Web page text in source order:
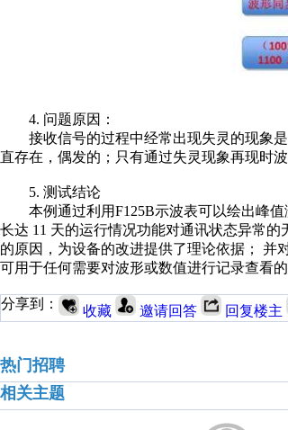
4. 问题原因：
接收信号的过程中经常出现失灵的现象
直存在，偶发的； 只有通过失灵现象再现时
5. 测试结论
本例通过利用F125B示波表可以绘出峰
长达 11 天的运行情况功能对通讯状态异常的
的原因，为设备的改进提供了理论依据； 并
可用于任何需要对波形或数值进行记录查看
分享到： 收藏 邀请回答 回复楼主
热门招聘
相关主题